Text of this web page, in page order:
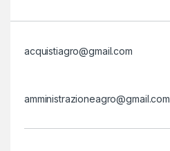
acquistiagro@gmail.com
amministrazioneagro@gmail.com